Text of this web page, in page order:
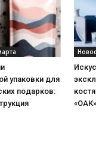
упаковки для
подарков:
«ОАК»